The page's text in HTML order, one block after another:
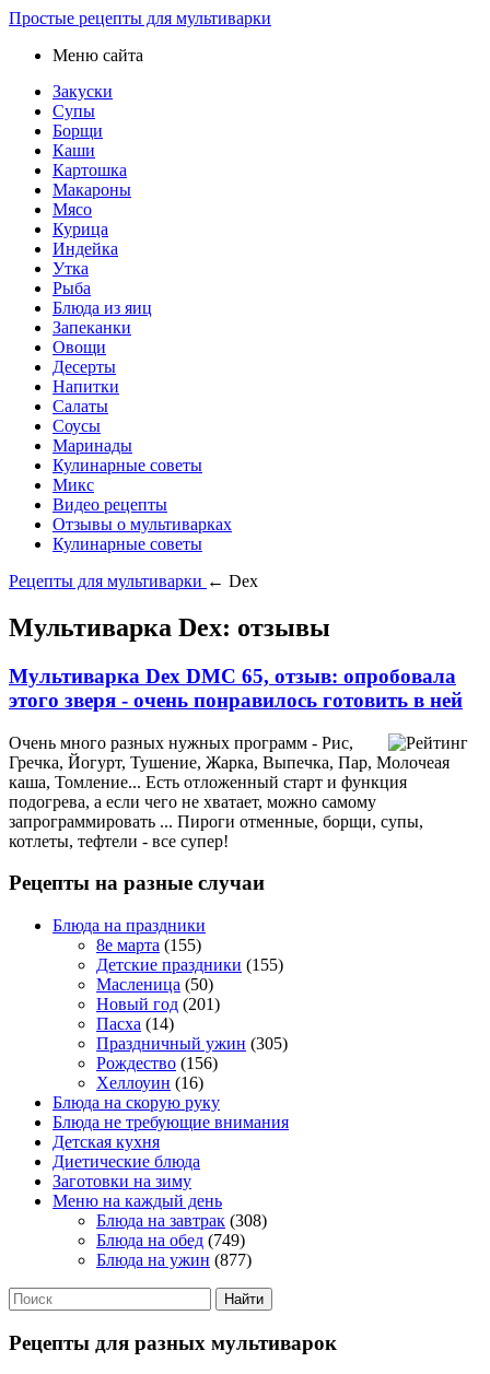
Простые рецепты для мультиварки
Меню сайта
Закуски
Супы
Борщи
Каши
Картошка
Макароны
Мясо
Курица
Индейка
Утка
Рыба
Блюда из яиц
Запеканки
Овощи
Десерты
Напитки
Салаты
Соусы
Маринады
Кулинарные советы
Микс
Видео рецепты
Отзывы о мультиварках
Кулинарные советы
Рецепты для мультиварки ← Dex
Мультиварка Dex: отзывы
Мультиварка Dex DMC 65, отзыв: опробовала
этого зверя - очень понравилось готовить в ней
Очень много разных нужных программ - Рис,
Гречка, Йогурт, Тушение, Жарка, Выпечка, Пар, Молочеая
каша, Томление... Есть отложенный старт и функция
подогрева, а если чего не хватает, можно самому
запрограммировать ... Пироги отменные, борщи, супы,
котлеты, тефтели - все супер!
Рецепты на разные случаи
Блюда на праздники
8е марта (155)
Детские праздники (155)
Масленица (50)
Новый год (201)
Пасха (14)
Праздничный ужин (305)
Рождество (156)
Хеллоуин (16)
Блюда на скорую руку
Блюда не требующие внимания
Детская кухня
Диетические блюда
Заготовки на зиму
Меню на каждый день
Блюда на завтрак (308)
Блюда на обед (749)
Блюда на ужин (877)
Рецепты для разных мультиварок